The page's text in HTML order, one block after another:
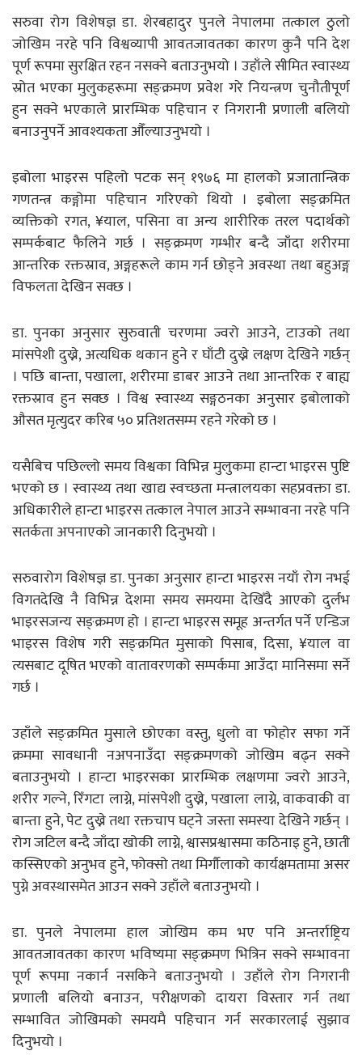
सरुवा रोग विशेषज्ञ डा. शेरबहादुर पुनले नेपालमा तत्काल ठुलो
जोखिम नरहे पनि विश्वव्यापी आवतजावतका कारण कुनै पनि देश
पूर्ण रूपमा सुरक्षित रहन नसक्ने बताउनुभयो । उहाँले सीमित स्वास्थ्य
स्रोत भएका मुलुकहरूमा सङ्क्रमण प्रवेश गरे नियन्त्रण चुनौतीपूर्ण
हुन सक्ने भएकाले प्रारम्भिक पहिचान र निगरानी प्रणाली बलियो
बनाउनुपर्ने आवश्यकता औँल्याउनुभयो ।
इबोला भाइरस पहिलो पटक सन् १९७६ मा हालको प्रजातान्त्रिक
गणतन्त्र कङ्गोमा पहिचान गरिएको थियो । इबोला सङ्क्रमित
व्यक्तिको रगत, ¥याल, पसिना वा अन्य शारीरिक तरल पदार्थको
सम्पर्कबाट फैलिने गर्छ । सङ्क्रमण गम्भीर बन्दै जाँदा शरीरमा
आन्तरिक रक्तस्राव, अङ्गहरूले काम गर्न छोड्ने अवस्था तथा बहुअङ्ग
विफलता देखिन सक्छ ।
डा. पुनका अनुसार सुरुवाती चरणमा ज्वरो आउने, टाउको तथा
मांसपेशी दुख्ने, अत्यधिक थकान हुने र घाँटी दुख्ने लक्षण देखिने गर्छन्
। पछि बान्ता, पखाला, शरीरमा डाबर आउने तथा आन्तरिक र बाह्य
रक्तस्राव हुन सक्छ । विश्व स्वास्थ्य सङ्गठनका अनुसार इबोलाको
औसत मृत्युदर करिब ५० प्रतिशतसम्म रहने गरेको छ ।
यसैबिच पछिल्लो समय विश्वका विभिन्न मुलुकमा हान्टा भाइरस पुष्टि
भएको छ । स्वास्थ्य तथा खाद्य स्वच्छता मन्त्रालयका सहप्रवक्ता डा.
अधिकारीले हान्टा भाइरस तत्काल नेपाल आउने सम्भावना नरहे पनि
सतर्कता अपनाएको जानकारी दिनुभयो ।
सरुवारोग विशेषज्ञ डा. पुनका अनुसार हान्टा भाइरस नयाँ रोग नभई
विगतदेखि नै विभिन्न देशमा समय समयमा देखिँदै आएको दुर्लभ
भाइरसजन्य सङ्क्रमण हो । हान्टा भाइरस समूह अन्तर्गत पर्ने एन्डिज
भाइरस विशेष गरी सङ्क्रमित मुसाको पिसाब, दिसा, ¥याल वा
त्यसबाट दूषित भएको वातावरणको सम्पर्कमा आउँदा मानिसमा सर्ने
गर्छ ।
उहाँले सङ्क्रमित मुसाले छोएका वस्तु, धुलो वा फोहोर सफा गर्ने
क्रममा सावधानी नअपनाउँदा सङ्क्रमणको जोखिम बढ्न सक्ने
बताउनुभयो । हान्टा भाइरसका प्रारम्भिक लक्षणमा ज्वरो आउने,
शरीर गल्ने, रिँगटा लाग्ने, मांसपेशी दुख्ने, पखाला लाग्ने, वाकवाकी वा
बान्ता हुने, पेट दुख्ने तथा रक्तचाप घट्ने जस्ता समस्या देखिने गर्छन् ।
रोग जटिल बन्दै जाँदा खोकी लाग्ने, श्वासप्रश्वासमा कठिनाइ हुने, छाती
कस्सिएको अनुभव हुने, फोक्सो तथा मिर्गौलाको कार्यक्षमतामा असर
पुग्ने अवस्थासमेत आउन सक्ने उहाँले बताउनुभयो ।
डा. पुनले नेपालमा हाल जोखिम कम भए पनि अन्तर्राष्ट्रिय
आवतजावतका कारण भविष्यमा सङ्क्रमण भित्रिन सक्ने सम्भावना
पूर्ण रूपमा नकार्न नसकिने बताउनुभयो । उहाँले रोग निगरानी
प्रणाली बलियो बनाउन, परीक्षणको दायरा विस्तार गर्न तथा
सम्भावित जोखिमको समयमै पहिचान गर्न सरकारलाई सुझाव
दिनुभयो ।